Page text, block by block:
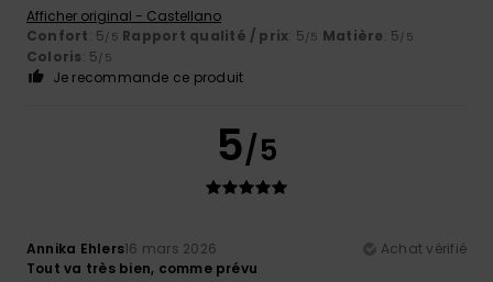
Afficher original - Castellano
Confort: 5/5 Rapport qualité / prix: 5/5 Matière: 5/5
Coloris: 5/5
Je recommande ce produit
5/5
Annika Ehlers16 mars 2026
Achat vérifié
Tout va très bien, comme prévu